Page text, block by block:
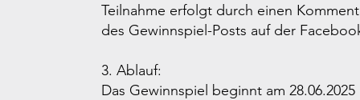
Teilnahme erfolgt durch einen
des Gewinnspiel-Posts auf der
3. Ablauf:
Das Gewinnspiel beginnt am